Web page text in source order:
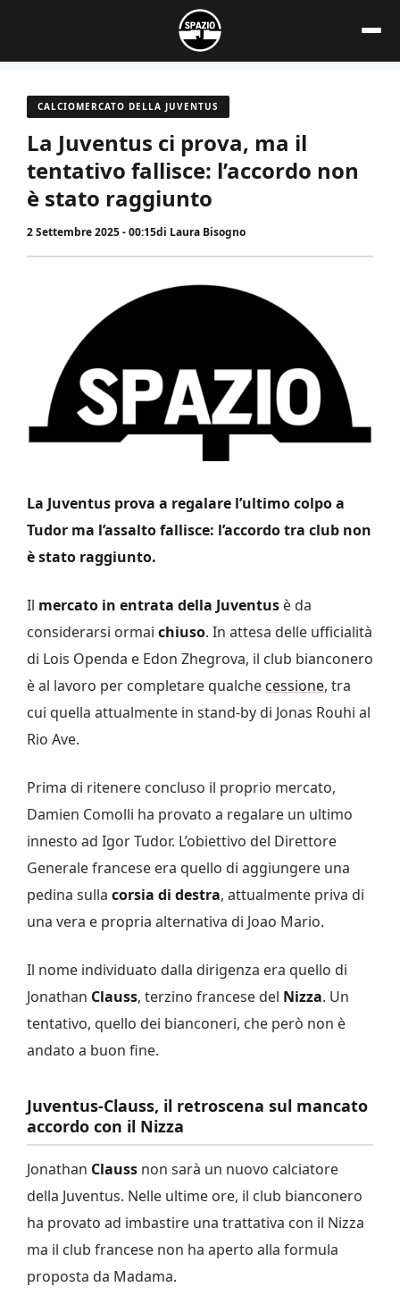
contenuto
CALCIOMERCATO DELLA JUVENTUS
La Juventus ci prova, ma il
tentativo fallisce: l’accordo non
è stato raggiunto
2 Settembre 2025 - 00:15di Laura Bisogno
La Juventus prova a regalare l’ultimo colpo a
Tudor ma l’assalto fallisce: l’accordo tra club non
è stato raggiunto.
Il mercato in entrata della Juventus è da
considerarsi ormai chiuso. In attesa delle ufficialità
di Lois Openda e Edon Zhegrova, il club bianconero
è al lavoro per completare qualchecessione, tra
cui quella attualmente in stand-by di Jonas Rouhi al
Rio Ave.
Prima di ritenere concluso il proprio mercato,
Damien Comolli ha provato a regalare un ultimo
innesto ad Igor Tudor. L’obiettivo del Direttore
Generale francese era quello di aggiungere una
pedina sulla corsia di destra, attualmente priva di
una vera e propria alternativa di Joao Mario.
Il nome individuato dalla dirigenza era quello di
Jonathan Clauss, terzino francese del Nizza. Un
tentativo, quello dei bianconeri, che però non è
andato a buon fine.
Juventus-Clauss, il retroscena sul mancato
accordo con il Nizza
Jonathan Clauss non sarà un nuovo calciatore
della Juventus. Nelle ultime ore, il club bianconero
ha provato ad imbastire una trattativa con il Nizza
ma il club francese non ha aperto alla formula
proposta da Madama.